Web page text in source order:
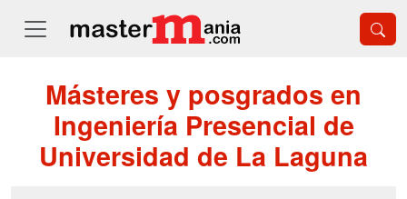
Másteres y posgrados en
Ingeniería Presencial de
Universidad de La Laguna